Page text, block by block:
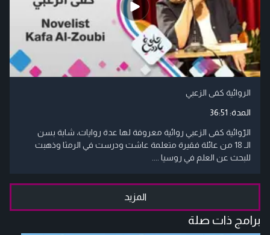
الروائية كفى الزعبي
المدة: 36:51
الرّوائية كفى الزعبي روائية معروفة لها عدة روايات، شابة بسن
الـ 18 من عائلة فقيرة متعلمة عاشت ودرست في الرمثا وذهبت
للبحث عن العلم في روسيا ....
المزيد
برامج ذات صلة